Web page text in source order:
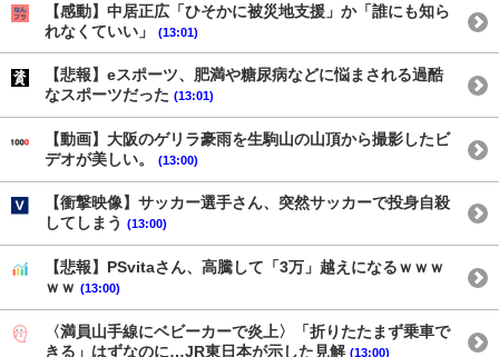
【感動】中居正広「ひそかに被災地支援」か「誰にも知ら
れなくていい」
(13:01)
【悲報】eスポーツ、肥満や糖尿病などに悩まされる過酷
なスポーツだった (13:01)
【動画】大阪のゲリラ豪雨を生駒山の山頂から撮影したビ
デオが美しい。
(13:00)
【衝撃映像】サッカー選手さん、突然サッカーで投身自殺
してしまう (13:00)
【悲報】PSvitaさん、高騰して「3万」越えになるｗｗｗ
ｗｗ (13:00)
〈満員山手線にベビーカーで炎上〉「折りたたまず乗車で
きる」はずなのに…JR東日本が示した見解 (13:00)